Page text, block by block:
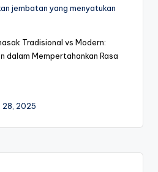
jembatan yang menyatukan
Tradisional vs Modern:
dalam Mempertahankan Rasa
28, 2025